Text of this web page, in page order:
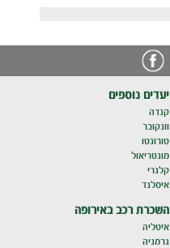
יעדים נוספים
קנדה
וונקובר
טורונטו
מונטריאול
קלגרי
איסלנד
השכרת רכב באירופה
איטליה
גרמניה